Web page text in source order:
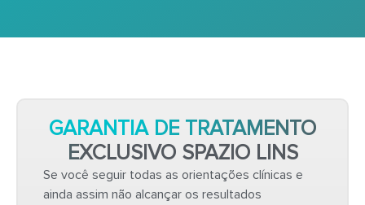
GARANTIA DE TRATAMENTO
EXCLUSIVO SPAZIO LINS
Se você seguir todas as orientações clínicas e
ainda assim não alcançar os resultados